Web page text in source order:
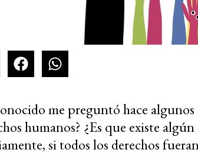
me preguntó hace algunos
humanos? ¿Es que existe
si todos los derechos